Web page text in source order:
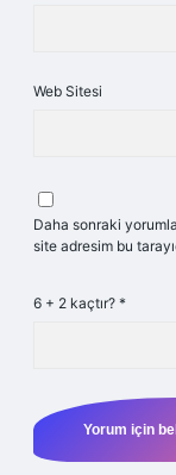
Web Sitesi
Daha sonraki
site adresim bu
6 + 2 kaçtır? *